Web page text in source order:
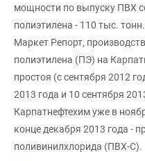
мощности по выпуску ПВХ
полиэтилена - 110 тыс.
Маркет Репорт,
полиэтилена (ПЭ) на
простоя (с сентября 2012
2013 года и 10 сентября
Карпатнефтехим уже в
конце декабря 2013 года -
поливинилхлорида (ПВХ-С).